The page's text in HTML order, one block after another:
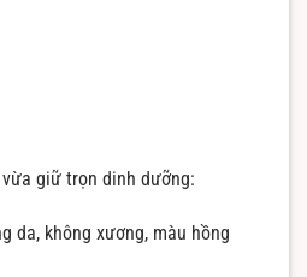
giữ trọn dinh dưỡng:
da, không xương, màu hồng